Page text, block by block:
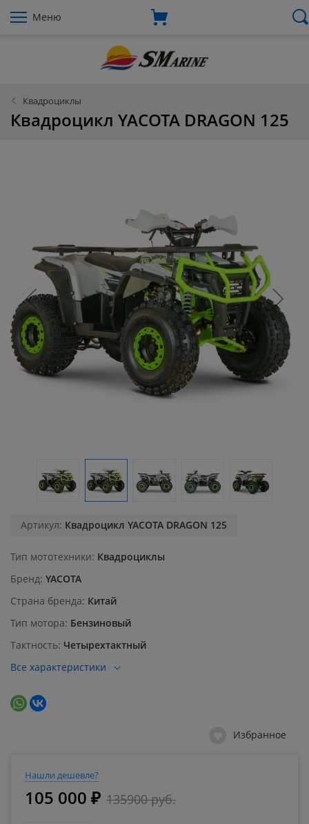
Меню
Квадроциклы
Квадроцикл YACOTA DRAGON 125
Артикул: Квадроцикл YACOTA DRAGON 125
Тип мототехники Квадроциклы
Бренд YACOTA
Страна бренда Китай
Тип мотора Бензиновый
Тактность Четырехтактный
Все характеристики
Избранное
Нашли дешевле?
105 000 ₽ 135900 руб.